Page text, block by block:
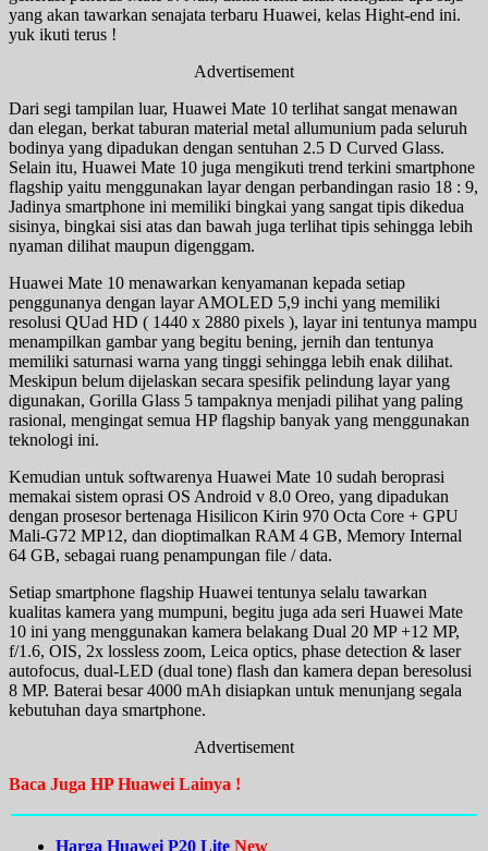
yang akan tawarkan senajata terbaru Huawei, kelas Hight-end ini.
yuk ikuti terus !
Advertisement
Dari segi tampilan luar, Huawei Mate 10 terlihat sangat menawan
dan elegan, berkat taburan material metal allumunium pada seluruh
bodinya yang dipadukan dengan sentuhan 2.5 D Curved Glass.
Selain itu, Huawei Mate 10 juga mengikuti trend terkini smartphone
flagship yaitu menggunakan layar dengan perbandingan rasio 18 : 9,
Jadinya smartphone ini memiliki bingkai yang sangat tipis dikedua
sisinya, bingkai sisi atas dan bawah juga terlihat tipis sehingga lebih
nyaman dilihat maupun digenggam.
Huawei Mate 10 menawarkan kenyamanan kepada setiap
penggunanya dengan layar AMOLED 5,9 inchi yang memiliki
resolusi QUad HD ( 1440 x 2880 pixels ), layar ini tentunya mampu
menampilkan gambar yang begitu bening, jernih dan tentunya
memiliki saturnasi warna yang tinggi sehingga lebih enak dilihat.
Meskipun belum dijelaskan secara spesifik pelindung layar yang
digunakan, Gorilla Glass 5 tampaknya menjadi pilihat yang paling
rasional, mengingat semua HP flagship banyak yang menggunakan
teknologi ini.
Kemudian untuk softwarenya Huawei Mate 10 sudah beroprasi
memakai sistem oprasi OS Android v 8.0 Oreo, yang dipadukan
dengan prosesor bertenaga Hisilicon Kirin 970 Octa Core + GPU
Mali-G72 MP12, dan dioptimalkan RAM 4 GB, Memory Internal
64 GB, sebagai ruang penampungan file / data.
Setiap smartphone flagship Huawei tentunya selalu tawarkan
kualitas kamera yang mumpuni, begitu juga ada seri Huawei Mate
10 ini yang menggunakan kamera belakang Dual 20 MP +12 MP,
f/1.6, OIS, 2x lossless zoom, Leica optics, phase detection & laser
autofocus, dual-LED (dual tone) flash dan kamera depan beresolusi
8 MP. Baterai besar 4000 mAh disiapkan untuk menunjang segala
kebutuhan daya smartphone.
Advertisement
Baca Juga HP Huawei Lainya !
Harga Huawei P20 Lite New